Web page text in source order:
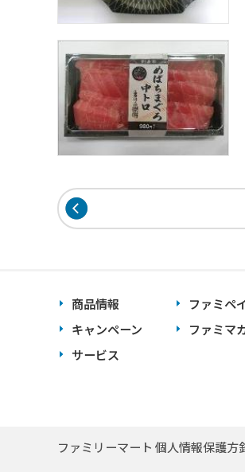
商品情報
キャンペーン
サービス
ファミペ
ファミマ
ファミリーマート 個人情報保護方